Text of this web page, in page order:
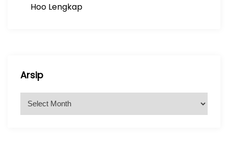
Hoo Lengkap
Arsip